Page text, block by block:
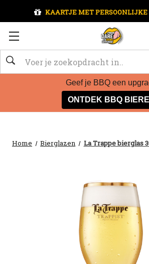
KAARTJE MET PERSOONLIJKE
Zoeken
Geef je BBQ een
ONTDEK BBQ
Home Bierglazen La Trappe bierglas